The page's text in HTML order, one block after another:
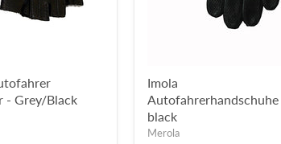
- Grey/Black
Imola
Autofahrerhandschuhe
black
Merola